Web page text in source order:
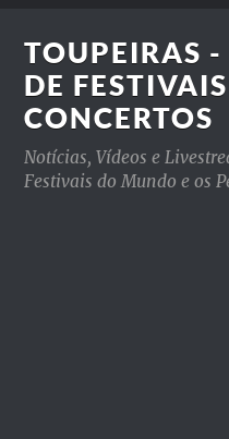
TOUPEIRAS
DE
CONCERTOS
Notícias, Vídeos e
Festivais do Mundo e os